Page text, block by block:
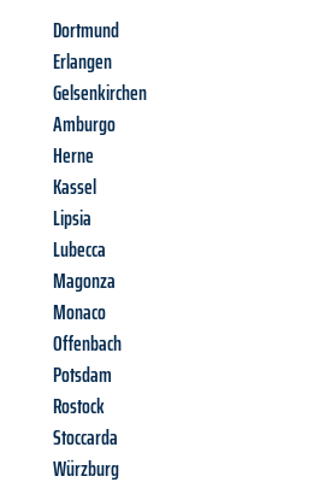
Dortmund
Erlangen
Gelsenkirchen
Amburgo
Herne
Kassel
Lipsia
Lubecca
Magonza
Monaco
Offenbach
Potsdam
Rostock
Stoccarda
Würzburg